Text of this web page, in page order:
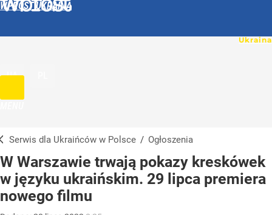
WPROST UKRAINA
UA
Serwis dla Ukraińców w Polsce / Ogłoszenia
W Warszawie trwają pokazy kreskówek
w języku ukraińskim. 29 lipca premiera
nowego filmu